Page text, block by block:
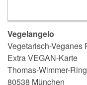
Vegelangelo
Vegetarisch-Veganes
Extra VEGAN-Karte
Thomas-Wimmer-
80538 München